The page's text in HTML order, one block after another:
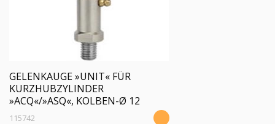
GELENKAUGE »UNIT« FÜR
KURZHUBZYLINDER
»ACQ«/»ASQ«, KOLBEN-Ø 12
115742